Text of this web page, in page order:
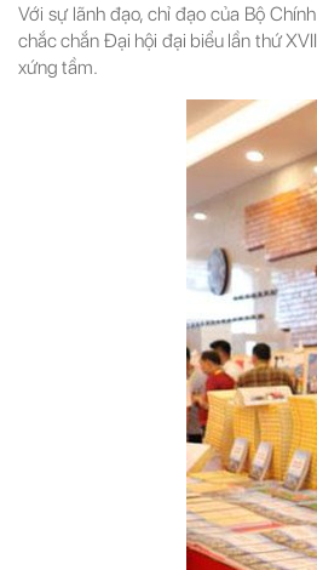
Với sự lãnh đạo, chỉ đạo của Bộ
chắc chắn Đại hội đại biểu lần thứ
xứng tầm.